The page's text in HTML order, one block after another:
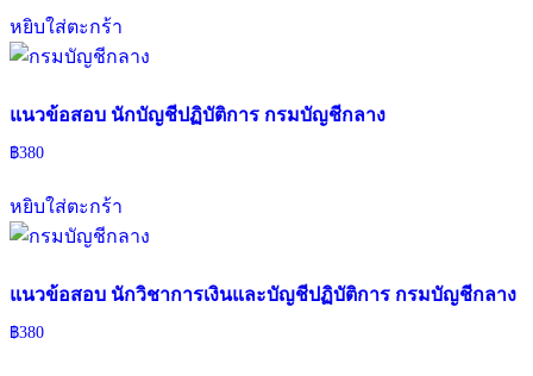
หยิบใส่ตะกร้า
แนวข้อสอบ นักบัญชีปฏิบัติการ กรมบัญชีกลาง
฿380
หยิบใส่ตะกร้า
แนวข้อสอบ นักวิชาการเงินและบัญชีปฏิบัติการ กรมบัญชีกลาง
฿380